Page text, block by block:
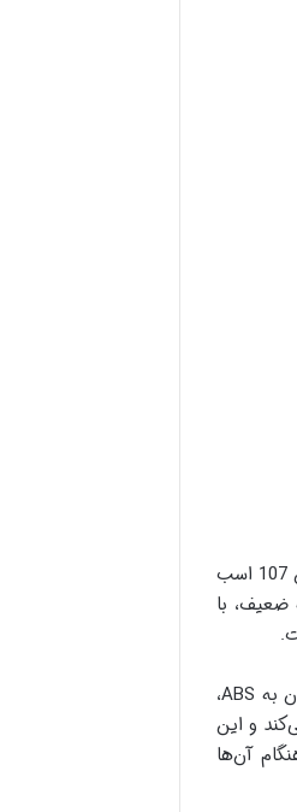
در کنار مزایا، ام وی ام 315 دارای معایبی نیز هست که می‌تواند بر تصمیم خرید تاثیر بگذارد. پیشرانه این خودرو، یک موتور 1.5 لیتری 4 سیلندر با توان 107 اسب
ضعیف، با
سیستم ترمزگیری ام وی ام 315 نیز در مقایسه با برخی رقبا، عملکرد ضعیف‌تری دارد. ترمزهای جلو دیسکی و عقب کاسه‌ای هستند و با وجود مجهز بودن به ABS،
و این
آن‌ها